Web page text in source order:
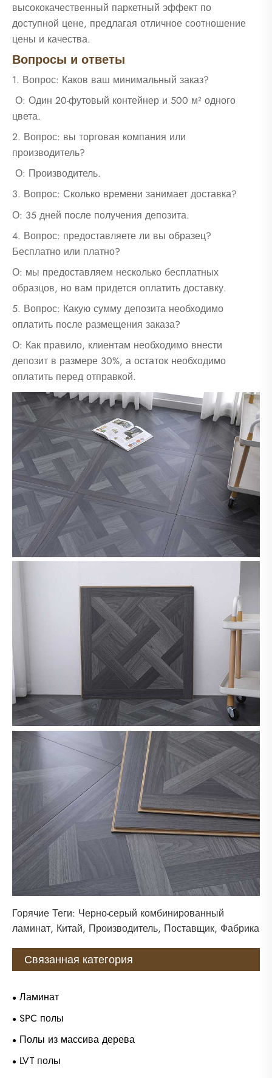
высококачественный паркетный эффект по
доступной цене, предлагая отличное соотношение
цены и качества.
‌Вопросы и ответы‌
1. Вопрос: Каков ваш минимальный заказ?
О: Один 20-футовый контейнер и 500 м² одного
цвета.
2. Вопрос: вы торговая компания или
производитель?
О: Производитель.
3. Вопрос: Сколько времени занимает доставка?
О: 35 дней после получения депозита.
4. Вопрос: предоставляете ли вы образец?
Бесплатно или платно?
О: мы предоставляем несколько бесплатных
образцов, но вам придется оплатить доставку.
5. Вопрос: Какую сумму депозита необходимо
оплатить после размещения заказа?
О: Как правило, клиентам необходимо внести
депозит в размере 30%, а остаток необходимо
оплатить перед отправкой.
Горячие Теги: Черно-серый комбинированный
ламинат, Китай, Производитель, Поставщик, Фабрика
Связанная категория
Ламинат
SPC полы
Полы из массива дерева
LVT полы